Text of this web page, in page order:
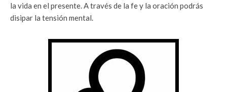
la vida en el presente. A través de la fe y la oración podrás
disipar la tensión mental.